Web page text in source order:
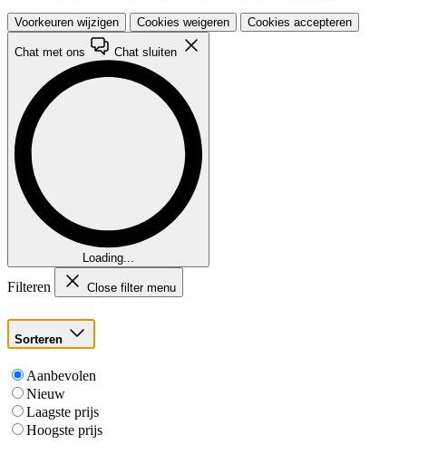
Voorkeuren wijzigen Cookies weigeren Cookies accepteren
Chat met ons Chat sluiten
Loading...
Filteren Close filter menu
Sorteren
Aanbevolen
Nieuw
Laagste prijs
Hoogste prijs